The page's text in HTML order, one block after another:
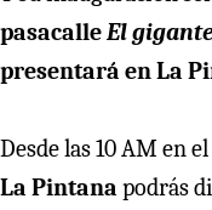
pasacalle El
presentará en La
Desde las 10 AM en el
La Pintana podrás